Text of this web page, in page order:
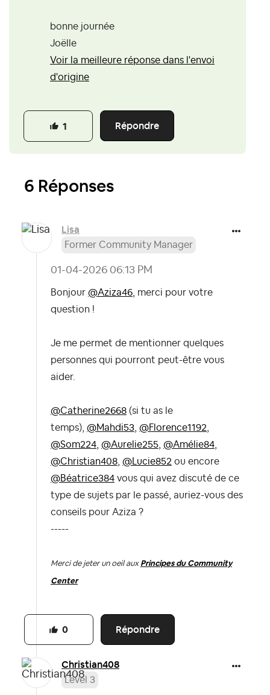
bonne journée
Joëlle
Voir la meilleure réponse dans l'envoi
d'origine
Répondre
1
6 Réponses
Lisa
Former Community Manager
‎01-04-2026 06:13 PM
Bonjour @Aziza46 , merci pour votre
question !
Je me permet de mentionner quelques
personnes qui pourront peut-être vous
aider.
@Catherine2668 (si tu as le
temps), @Mahdi53 @Florence1192
@Som224 @Aurelie255 @Amélie84
@Christian408 @Lucie852 ou encore
@Béatrice384 vous qui avez discuté de ce
type de sujets par le passé, auriez-vous des
conseils pour Aziza ?
-----
Merci de jeter un oeil aux Principes du Community
Center
Répondre
0
Christian408
Level 3